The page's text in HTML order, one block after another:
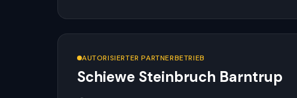
AUTORISIERTER PARTNERBETRIEB
Schiewe Steinbruch Barntrup